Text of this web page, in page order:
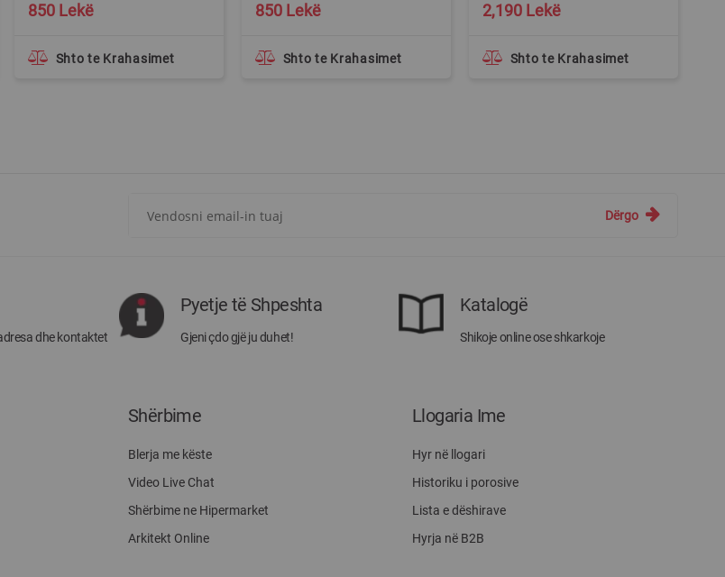
850 Lekë
Shto te Krahasimet
850 Lekë
Shto te Krahasimet
2,190 Lekë
Shto te Krahasimet
rreth
Megatek:
Dërgo
dhe kontaktet
Pyetje të Shpeshta
Gjeni çdo gjë ju duhet!
Katalogë
Shikoje online ose shkarkoje
Shërbime
Blerja me këste
Video Live Chat
Shërbime ne Hipermarket
Arkitekt Online
Llogaria Ime
Hyr në llogari
Historiku i porosive
Lista e dëshirave
Hyrja në B2B